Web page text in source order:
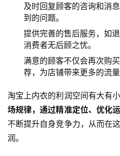
及时回复顾客的咨询和消
到的问题。
提供完善的售后服务，如
消费者无后顾之忧。
满意的顾客不仅会再次购
荐，为店铺带来更多的流
淘宝上内衣的利润空间有大有
场规律，通过精准定位、优化
不断提升自身竞争力，从而在
润。